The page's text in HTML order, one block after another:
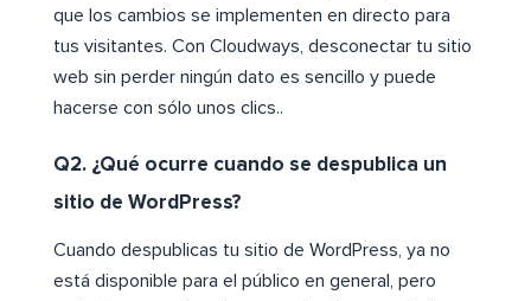
que los cambios se implementen en directo para
tus visitantes. Con Cloudways, desconectar tu sitio
web sin perder ningún dato es sencillo y puede
hacerse con sólo unos clics..
Q2. ¿Qué ocurre cuando se despublica un
sitio de WordPress?
Cuando despublicas tu sitio de WordPress, ya no
está disponible para el público en general, pero